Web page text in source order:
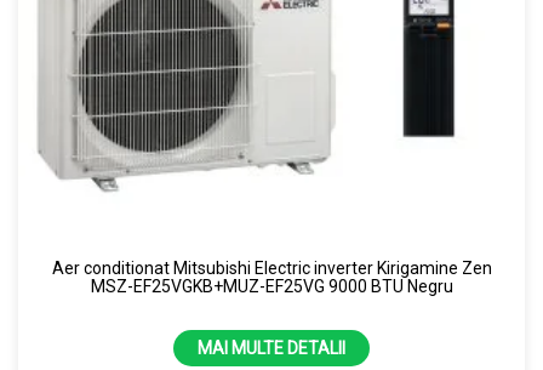
Aer conditionat Mitsubishi Electric inverter Kirigamine Zen
MSZ-EF25VGKB+MUZ-EF25VG 9000 BTU Negru
MAI MULTE DETALII